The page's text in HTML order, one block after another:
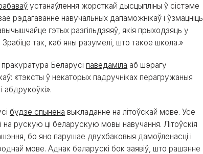
устанаўлення жорсткай дысцыпліны ў сістэме
рэдагаванне навучальных дапаможнікаў і ўзмацніць
гэтых разгільдзяяў, якія прыходзяць у
так, каб яны разумелі, што такое школа.»
Беларусіпаведаміла аб шэрагу
«тэксты ў некаторых падручніках перагружаныя
абдрукоўкі».
будзе спынена выкладанне на літоўскай мове. Усе
рускую ці беларускую мовы навучання. Літоўскія
бо яно парушае двухбаковыя дамоўленасці і
мове. Аднак беларускі бок заявіў, што рашэнне